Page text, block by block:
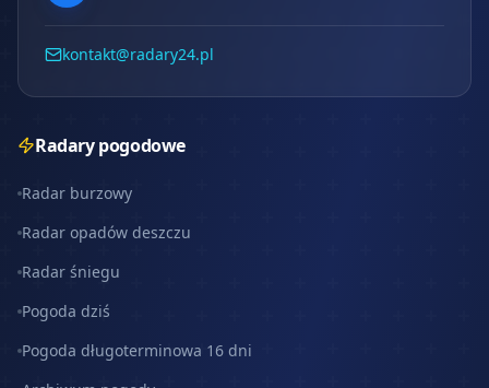
kontakt@radary24.pl
Radary pogodowe
Radar burzowy
Radar opadów deszczu
Radar śniegu
Pogoda dziś
Pogoda długoterminowa 16 dni